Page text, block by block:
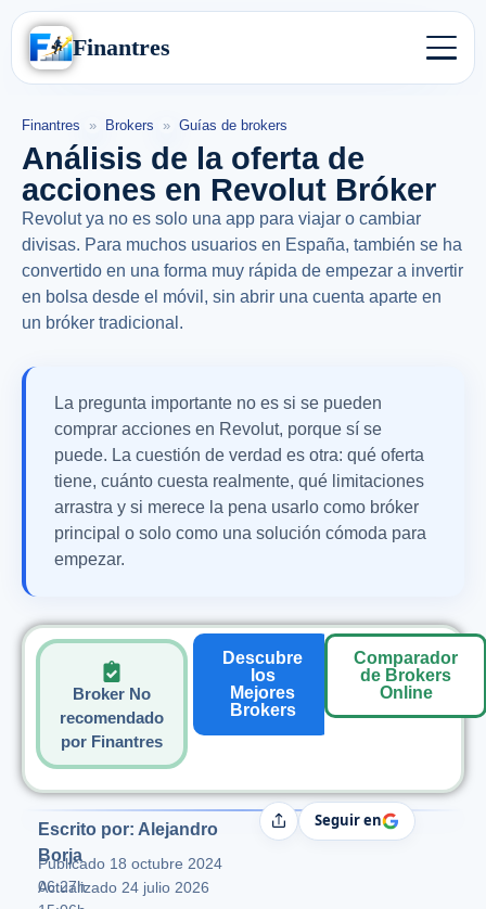
Finantres
Finantres » Brokers » Guías de brokers
Análisis de la oferta de
acciones en Revolut Bróker
Revolut ya no es solo una app para viajar o cambiar
divisas. Para muchos usuarios en España, también se ha
convertido en una forma muy rápida de empezar a invertir
en bolsa desde el móvil, sin abrir una cuenta aparte en
un bróker tradicional.
La pregunta importante no es si se pueden
comprar acciones en Revolut, porque sí se
puede. La cuestión de verdad es otra: qué oferta
tiene, cuánto cuesta realmente, qué limitaciones
arrastra y si merece la pena usarlo como bróker
principal o solo como una solución cómoda para
empezar.
Broker No
recomendado
por Finantres
Descubre
los
Mejores
Brokers
Comparador
de Brokers
Online
Escrito por: Alejandro
Borja
Publicado 18 octubre 2024
06:27h
Actualizado 24 julio 2026
CompartirSeguir en